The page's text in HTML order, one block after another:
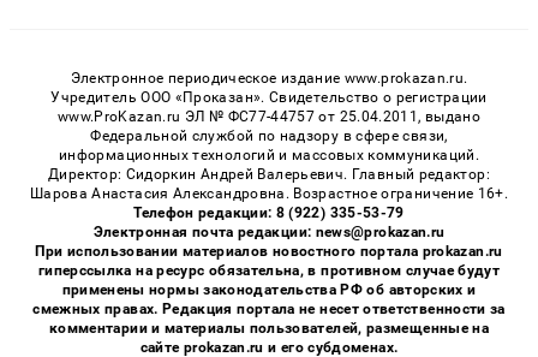
Электронное периодическое издание www.prokazan.ru.
Учредитель ООО «Проказан». Cвидетельство о регистрации
www.ProKazan.ru ЭЛ № ФС77-44757 от 25.04.2011, выдано
Федеральной службой по надзору в сфере связи,
информационных технологий и массовых коммуникаций.
Директор: Сидоркин Андрей Валерьевич. Главный редактор:
Шарова Анастасия Александровна. Возрастное ограничение 16+.
Телефон редакции: 8 (922) 335-53-79
Электронная почта редакции: news@prokazan.ru
При использовании материалов новостного портала prokazan.ru
гиперссылка на ресурс обязательна, в противном случае будут
применены нормы законодательства РФ об авторских и
смежных правах. Редакция портала не несет ответственности за
комментарии и материалы пользователей, размещенные на
сайте prokazan.ru и его субдоменах.